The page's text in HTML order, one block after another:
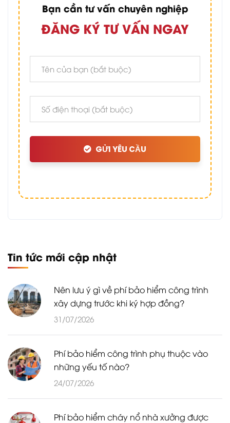
Bạn cần tư vấn chuyên nghiệp
ĐĂNG KÝ TƯ VẤN NGAY
GỬI YÊU CẦU
Tin tức mới cập nhật
Nên lưu ý gì về phí bảo hiểm công trình
xây dựng trước khi ký hợp đồng?
31/07/2026
Phí bảo hiểm công trình phụ thuộc vào
những yếu tố nào?
24/07/2026
Phí bảo hiểm cháy nổ nhà xưởng được